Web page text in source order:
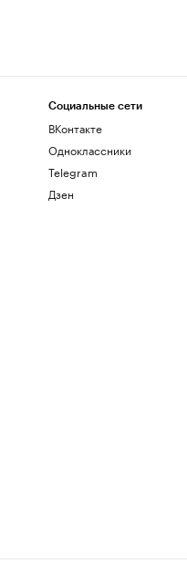
Социальные сети
ВКонтакте
Одноклассники
Telegram
Дзен